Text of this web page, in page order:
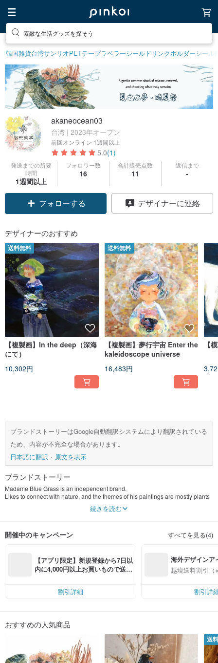
素敵な生活グッズを探そう
韓国雑貨台湾サンリオPETテープラベラーシール ドリンクホルダーシール
akaneocean03
台湾 | 2023年オープン
前回オンライン 1週間以上
5.0(1)
発送までの所要
時間
1週間以上
フォロワー数
16
合計販売点数
11
返信まで
-
フォローする デザイナーに連絡
デザイナーのおすすめ
送料無料
【複製画】In the deep（深海
にて）
10,302円
送料無料
【複製画】夢行宇宙 Enter the
kaleidoscope universe
16,483円
【
ブランドストーリーはGoogle自動翻訳システムにより翻訳されている
ため、内容が不完全な場合があります。
日本語に翻訳
原文を表示
ブランドストーリー
Madame Blue Grass is an independent brand.
Likes to connect with nature, and the themes of his paintings are mostly plants
and animals, people, monsters and beasts, various symbols and imaginations;
The starting point of painting is self-healing.
Thoughts on topics such as nature and the environment,
Madame Bluegrass also attaches great importance to environmental issues. All
homemade products are either unpackaged or packed with reusable materials.
friendliness into consideration.
続きを読む
開催中のキャンペーン すべてを見る(4)
【アプリ限定】新規登録から7日以
内に4,000円以上お買いもので送料
割引詳細
海外デザインア
入
越境送料割引（
割引詳
おすすめの人気商品
送